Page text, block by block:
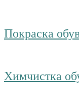
Покраска
Химчистка